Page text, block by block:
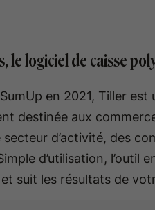
le logiciel de caisse
en 2021, Tiller
destinée aux
d’activité, des
d’utilisation,
suit les résultats de